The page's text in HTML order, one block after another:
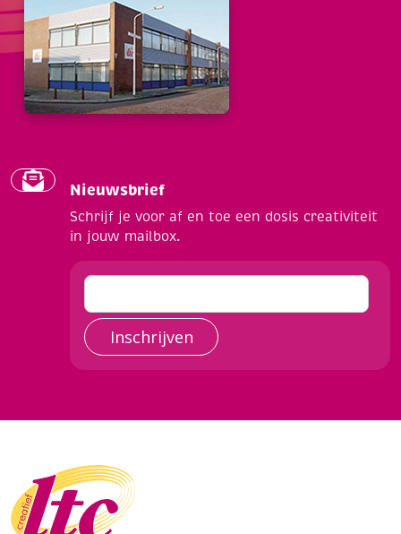
Nieuwsbrief
Schrijf je voor af en toe een dosis creativiteit
in jouw mailbox.
Inschrijven